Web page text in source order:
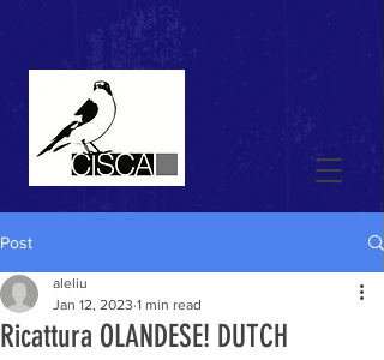
Post
Ricattura OLANDESE! DUTCH
aleliu
Jan 12, 2023 1 min read